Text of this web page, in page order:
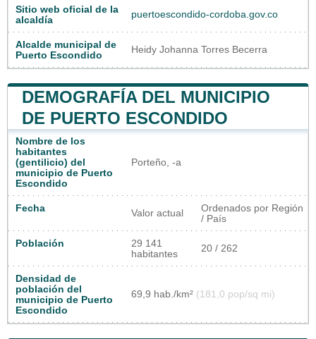
Sitio web oficial de la
alcaldía
puertoescondido-cordoba.gov.co
Alcalde municipal de
Puerto Escondido
Heidy Johanna Torres Becerra
DEMOGRAFÍA DEL MUNICIPIO
DE PUERTO ESCONDIDO
Nombre de los
habitantes
(gentilicio) del
municipio de Puerto
Escondido
Porteño, -a
Fecha Valor actual
Ordenados por Región
/ País
Población
29 141
habitantes
20 / 262
Densidad de
población del
municipio de Puerto
Escondido
69,9 hab./km² (181,0 pop/sq mi)